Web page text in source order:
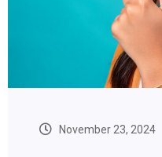
November 23, 2024